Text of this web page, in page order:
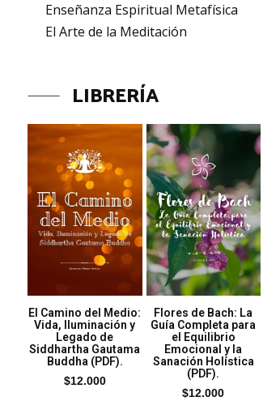
Enseñanza Espiritual Metafísica
El Arte de la Meditación
LIBRERÍA
El Camino del Medio:
Vida, Iluminación y
Legado de
Siddhartha Gautama
Buddha (PDF).
$12.000
Flores de Bach: La
Guía Completa para
el Equilibrio
Emocional y la
Sanación Holística
(PDF).
$12.000